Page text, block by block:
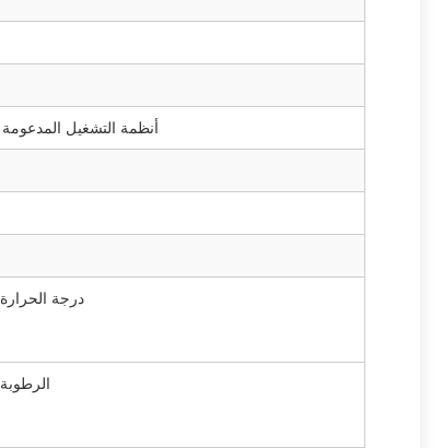
أنظمة التشغيل المدعومة
درجة الحرارة
الرطوبة